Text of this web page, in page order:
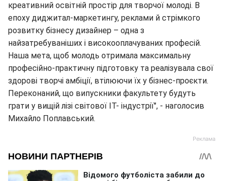
креативний освітній простір для творчої молоді. В
епоху диджитал-маркетингу, реклами й стрімкого
розвитку бізнесу дизайнер – одна з
найзатребуваніших і високооплачуваних професій.
Наша мета, щоб молодь отримала максимальну
професійно-практичну підготовку та реалізувала свої
здорові творчі амбіції, втілюючи їх у бізнес-проєкти.
Переконаний, що випускники факультету будуть
грати у вищій лізі світової IT- індустрії", - наголосив
Михайло Поплавський.